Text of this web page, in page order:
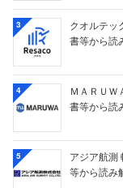
3
クオルテッ
書等から読
4
ＭＡＲＵＷ
書等から読
5
アジア航測
等から読み